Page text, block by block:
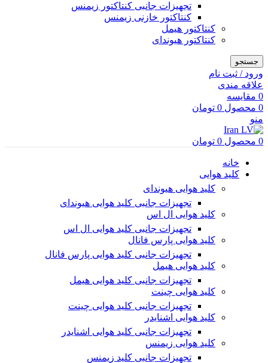
تجهیزات جانبی کنتاکتور زیمنس
کنتاکتور خازنی زیمنس
کنتاکتور هیمل
کنتاکتور هیوندای
جستجو
ورود / ثبت نام
علاقه مندی
0 مقایسه
0 محصول 0 تومان
منو
0 محصول 0 تومان
خانه
کلید هوایی
کلید هوایی هیوندای
تجهیزات جانبی کلید هوایی هیوندای
کلید هوایی ال اس
تجهیزات جانبی کلید هوایی ال اس
کلید هوایی پارس فانال
تجهیزات جانبی کلید هوایی پارس فانال
کلید هوایی هیمل
تجهیزات جانبی کلید هوایی هیمل
کلید هوایی چینت
تجهیزات جانبی کلید هوایی چینت
کلید هوایی اشنایدر
تجهیزات جانبی کلید هوایی اشنایدر
کلید هوایی زیمنس
تجهیزات جانبی کلید زیمنس